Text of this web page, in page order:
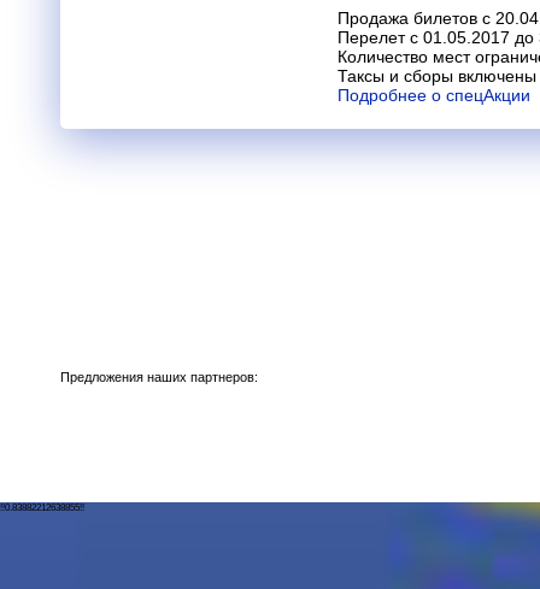
Продажа билетов с
Перелет с 01.05.2017 до
Количество мест
Таксы и сборы включены
Подробнее о спецАкции
Предложения наших партнеров:
!!0.83882212638855!!